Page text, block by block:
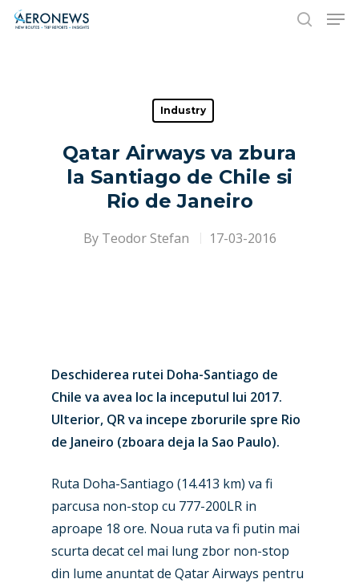
Hit enter to search or ESC to close
Industry
Qatar Airways va zbura
la Santiago de Chile si
Rio de Janeiro
By Teodor Stefan 17-03-2016
Deschiderea rutei Doha-Santiago de
Chile va avea loc la inceputul lui 2017.
Ulterior, QR va incepe zborurile spre Rio
de Janeiro (zboara deja la Sao Paulo).
Ruta Doha-Santiago (14.413 km) va fi
parcusa non-stop cu 777-200LR in
aproape 18 ore. Noua ruta va fi putin mai
scurta decat cel mai lung zbor non-stop
din lume anuntat de Qatar Airways pentru
New Routes
Industry